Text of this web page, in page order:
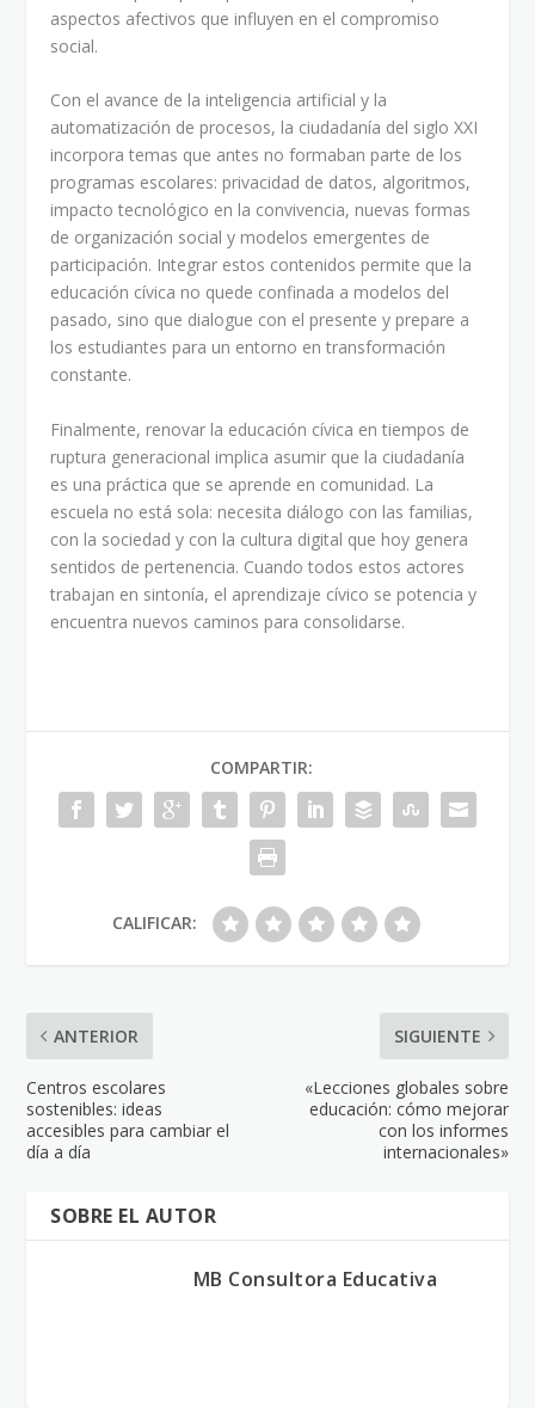
aspectos afectivos que influyen en el compromiso
social.
Con el avance de la inteligencia artificial y la
automatización de procesos, la ciudadanía del siglo XXI
incorpora temas que antes no formaban parte de los
programas escolares: privacidad de datos, algoritmos,
impacto tecnológico en la convivencia, nuevas formas
de organización social y modelos emergentes de
participación. Integrar estos contenidos permite que la
educación cívica no quede confinada a modelos del
pasado, sino que dialogue con el presente y prepare a
los estudiantes para un entorno en transformación
constante.
Finalmente, renovar la educación cívica en tiempos de
ruptura generacional implica asumir que la ciudadanía
es una práctica que se aprende en comunidad. La
escuela no está sola: necesita diálogo con las familias,
con la sociedad y con la cultura digital que hoy genera
sentidos de pertenencia. Cuando todos estos actores
trabajan en sintonía, el aprendizaje cívico se potencia y
encuentra nuevos caminos para consolidarse.
COMPARTIR:
CALIFICAR:
ANTERIOR
Centros escolares
sostenibles: ideas
accesibles para cambiar el
día a día
SIGUIENTE
«Lecciones globales sobre
educación: cómo mejorar
con los informes
internacionales»
SOBRE EL AUTOR
MB Consultora Educativa